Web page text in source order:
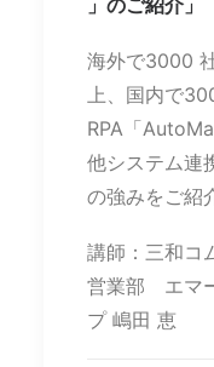
海外で3000
上、国内で
RPA「
他システム連
の強みをご紹
講師：三和コ
営業部 エマ
プ 嶋田 恵